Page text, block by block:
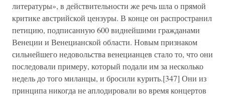
литературы», в действительности же речь шла о прямой
критике австрийской цензуры. В конце он распространил
петицию, подписанную 600 виднейшими гражданами
Венеции и Венецианской области. Новым признаком
сильнейшего недовольства венецианцев стало то, что они
последовали примеру, который подали им за несколько
недель до того миланцы, и бросили курить.[347] Они из
принципа никогда не аплодировали во время концертов